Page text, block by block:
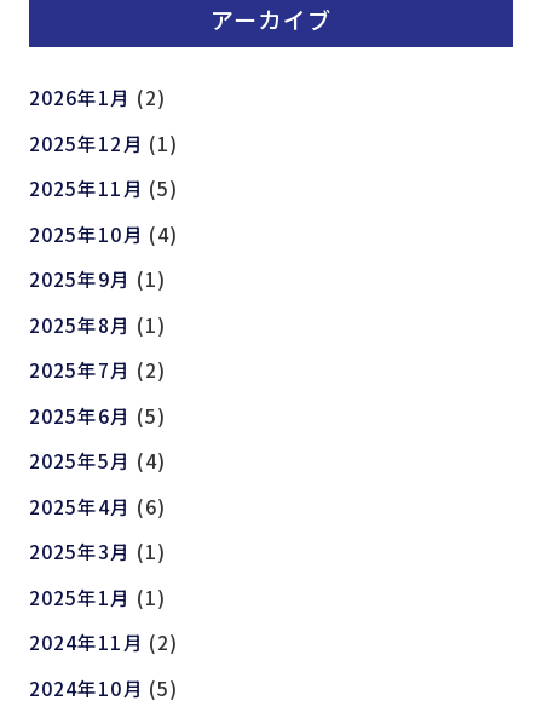
アーカイブ
2026年1月 (2)
2025年12月 (1)
2025年11月 (5)
2025年10月 (4)
2025年9月 (1)
2025年8月 (1)
2025年7月 (2)
2025年6月 (5)
2025年5月 (4)
2025年4月 (6)
2025年3月 (1)
2025年1月 (1)
2024年11月 (2)
2024年10月 (5)